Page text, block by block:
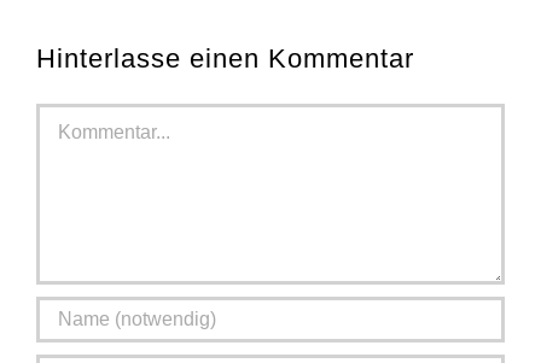
Hinterlasse einen Kommentar